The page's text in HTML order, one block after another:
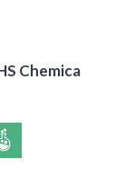
Chemica